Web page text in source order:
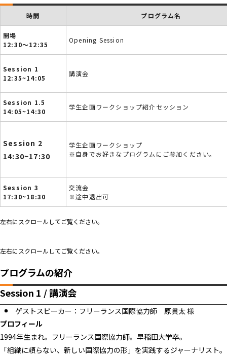
時間 プログラム名
開場
12:30～12:35
Opening Session
Session 1
12:35~14:05
講演会
Session 1.5
14:05~14:30
学生企画ワークショップ紹介セッション
Session 2
14:30~17:30
学生企画ワークショップ
※自身でお好きなプログラムにご参加ください。
Session 3
17:30~18:30
交流会
※途中退出可
左右にスクロールしてご覧ください。
左右にスクロールしてご覧ください。
プログラムの紹介
Session 1 / 講演会
ゲストスピーカー：フリーランス国際協力師 原貫太 様
プロフィール
1994年生まれ。フリーランス国際協力師。早稲田大学卒。
「組織に頼らない、新しい国際協力の形」を実践するジャーナリスト。